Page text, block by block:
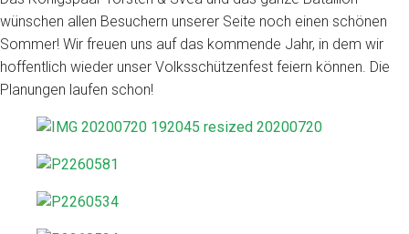
wünschen allen Besuchern unserer Seite noch einen schönen
Sommer! Wir freuen uns auf das kommende Jahr, in dem wir
hoffentlich wieder unser Volksschützenfest feiern können. Die
Planungen laufen schon!